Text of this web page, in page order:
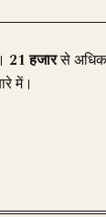
21 हजारसे अधिक
में।